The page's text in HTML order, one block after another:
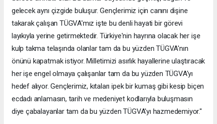
gelecek aynı çizgide buluşur. Gençlerimiz için canını dişine
takarak çalışan TÜGVA'mız işte bu denli hayati bir görevi
layıkıyla yerine getirmektedir. Türkiye'nin hayrına olacak her işe
kulp takma telaşında olanlar tam da bu yüzden TÜGVA'nın
önünü kapatmak istiyor. Milletimizi asırlık hayallerine ulaştıracak
her işe engel olmaya çalışanlar tam da bu yüzden TÜGVA'yı
hedef alıyor. Gençlerimiz, kıtaları ipek bir kumaş gibi kesip biçen
ecdadı anlamasın, tarih ve medeniyet kodlarıyla buluşmasın
diye çabalayanlar tam da bu yüzden TÜGVA'yı hazmedemiyor."